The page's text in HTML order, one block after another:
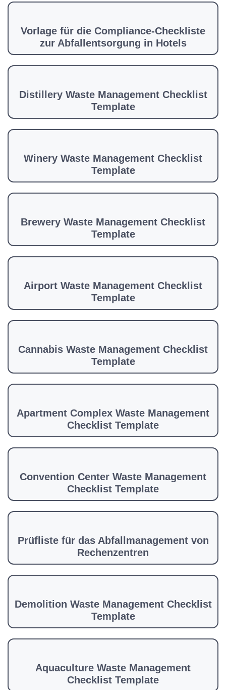
Vorlage für die Compliance-Checkliste
zur Abfallentsorgung in Hotels
Distillery Waste Management Checklist
Template
Winery Waste Management Checklist
Template
Brewery Waste Management Checklist
Template
Airport Waste Management Checklist
Template
Cannabis Waste Management Checklist
Template
Apartment Complex Waste Management
Checklist Template
Convention Center Waste Management
Checklist Template
Prüfliste für das Abfallmanagement von
Rechenzentren
Demolition Waste Management Checklist
Template
Aquaculture Waste Management
Checklist Template